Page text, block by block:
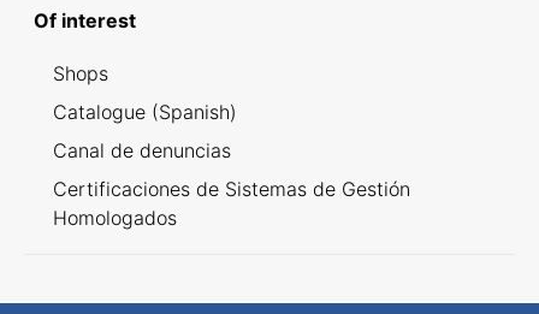
Of interest
Shops
Catalogue (Spanish)
Canal de denuncias
Certificaciones de Sistemas de Gestión
Homologados